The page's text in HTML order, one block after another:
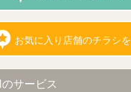
お気に入り店舗のチラシ
サービス